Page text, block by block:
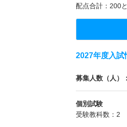
配点合計：200
2027年度入試
募集人数（人）
個別試験
受験教科数：2